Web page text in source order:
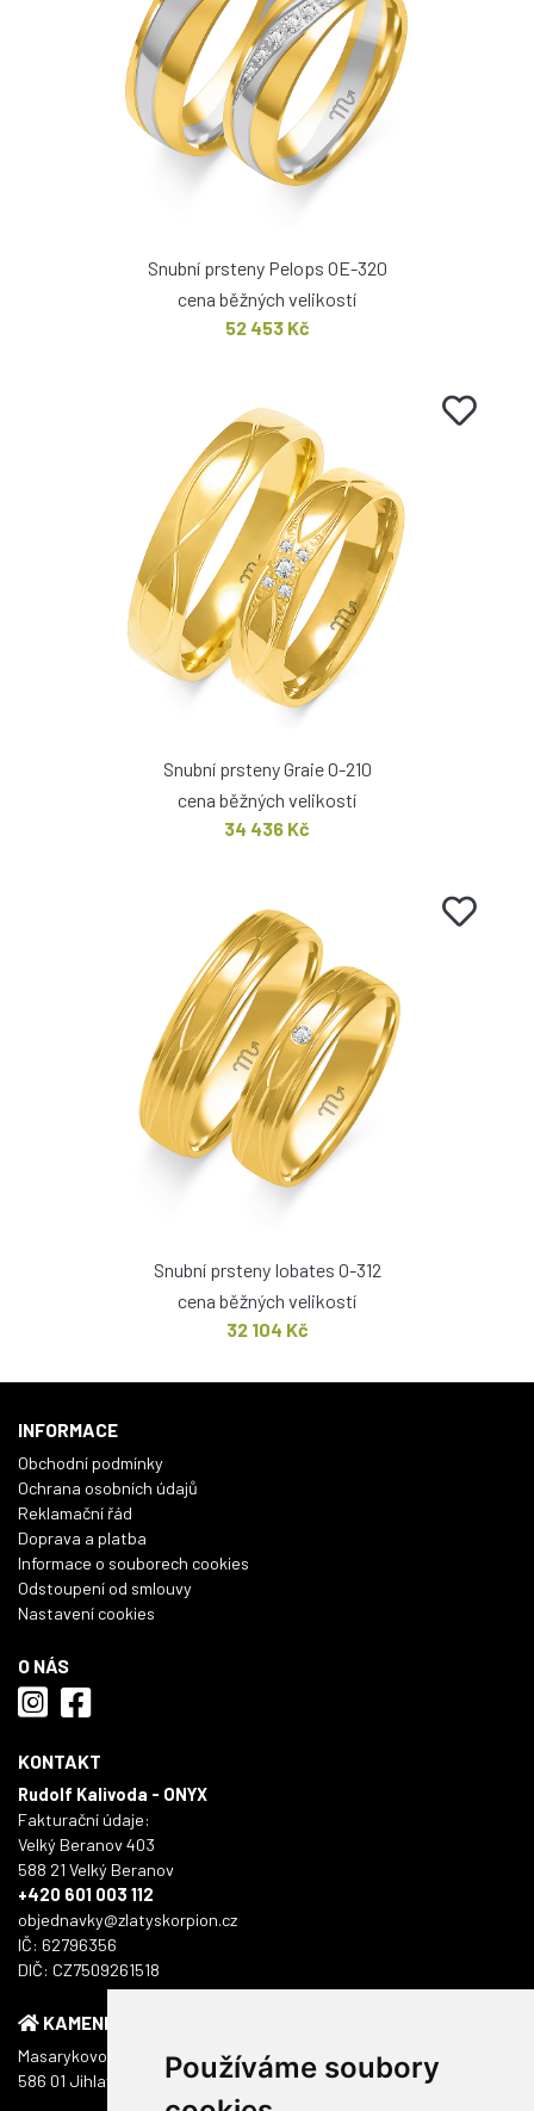
Používáme soubory
Snubní prsteny Pelops OE-320
cena běžných velikostí
52 453 Kč
Snubní prsteny Graie O-210
cena běžných velikostí
34 436 Kč
Snubní prsteny Iobates O-312
cena běžných velikostí
32 104 Kč
INFORMACE
Obchodní podmínky
Ochrana osobních údajů
Reklamační řád
Doprava a platba
Informace o souborech cookies
Odstoupení od smlouvy
Nastavení cookies
O NÁS
KONTAKT
Rudolf Kalivoda - ONYX
Fakturační údaje:
Velký Beranov 403
588 21 Velký Beranov
+420 601 003 112
objednavky@zlatyskorpion.cz
IČ: 62796356
DIČ: CZ7509261518
KAMENNÁ PRODEJNA
Masarykovo náměstí 1217/51
586 01 Jihlava